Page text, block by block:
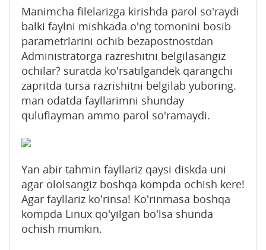
Manimcha filelarizga kirishda parol so'raydi
balki faylni mishkada o'ng tomonini bosib
parametrlarini ochib bezapostnostdan
Administratorga razreshitni belgilasangiz
ochilar? suratda ko'rsatilgandek qarangchi
zapritda tursa razrishitni belgilab yuboring.
man odatda fayllarimni shunday
quluflayman ammo parol so'ramaydi.
Yan abir tahmin fayllariz qaysi diskda uni
agar ololsangiz boshqa kompda ochish kere!
Agar fayllariz ko'rinsa! Ko'rinmasa boshqa
kompda Linux qo'yilgan bo'lsa shunda
ochish mumkin.